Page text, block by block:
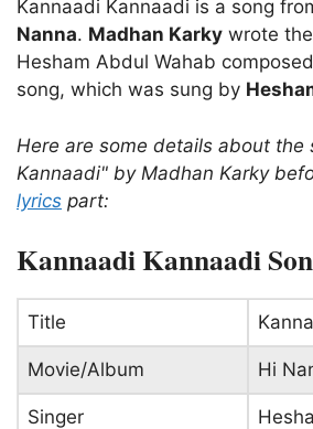
Kannaadi Kannaadi is a song
Nanna. Madhan Karky wrote
Hesham Abdul Wahab
song, which was sung by
Here are some details about the
Kannaadi" by Madhan Karky
lyrics part:
Kannaadi Kannaadi
Title
Movie/Album Hi
Singer